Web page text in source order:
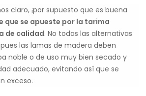
claro, ¡por supuesto que es buena
que se apueste por la tarima
de calidad. No todas las alternativas
las lamas de madera deben
noble o de uso muy bien secado y
adecuado, evitando así que se
exceso.